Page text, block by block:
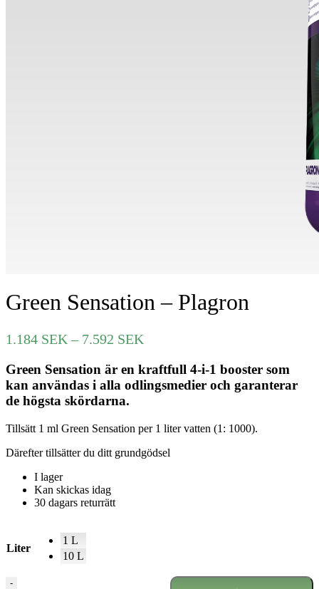
Green Sensation – Plagron
1.184 SEK – 7.592 SEK
till
7.592 SEK
Green Sensation är en kraftfull 4-i-1 booster som
kan användas i alla odlingsmedier och garanterar
de högsta skördarna.
Tillsätt 1 ml Green Sensation per 1 liter vatten (1: 1000).
Därefter tillsätter du ditt grundgödsel
I lager
Kan skickas idag
30 dagars returrätt
Liter
1 L
10 L
Green
-